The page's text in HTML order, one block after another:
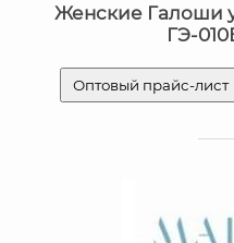
Женские Галоши
ГЭ-
Оптовый прайс-лист